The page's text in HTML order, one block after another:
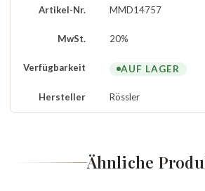
Artikel-Nr. MMD14757
MwSt. 20%
Verfügbarkeit AUF LAGER
Hersteller Rössler
Ähnliche